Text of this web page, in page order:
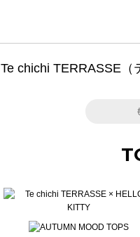
Te chichi TERRASSE（